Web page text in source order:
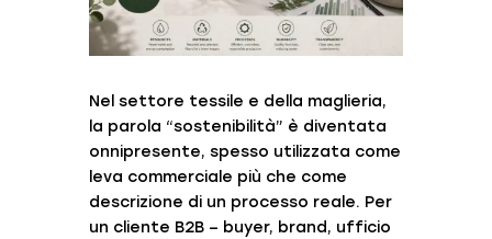
Nel settore tessile e della maglieria,
la parola “sostenibilità” è diventata
onnipresente, spesso utilizzata come
leva commerciale più che come
descrizione di un processo reale. Per
un cliente B2B – buyer, brand, ufficio